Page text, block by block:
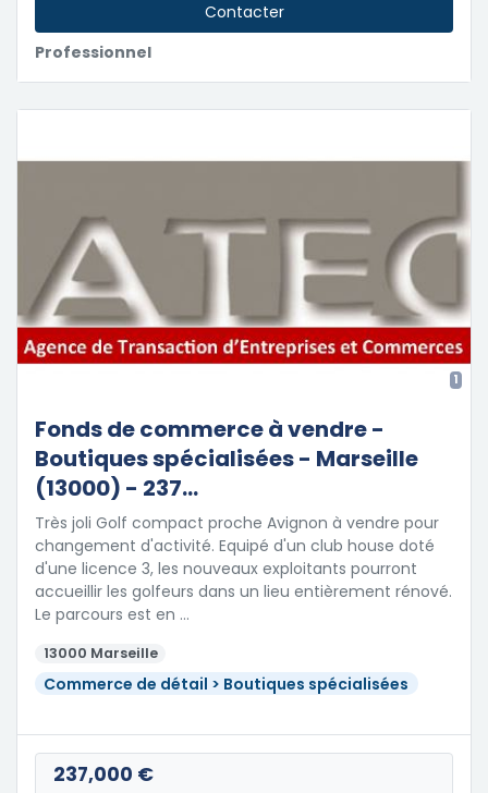
Professionnel
Contacter
1
Fonds de commerce à vendre -
Boutiques spécialisées - Marseille
(13000) - 237...
Très joli Golf compact proche Avignon à vendre pour
changement d'activité. Equipé d'un club house doté
d'une licence 3, les nouveaux exploitants pourront
accueillir les golfeurs dans un lieu entièrement rénové.
Le parcours est en …
13000 Marseille
Commerce de détail > Boutiques spécialisées
237,000 €